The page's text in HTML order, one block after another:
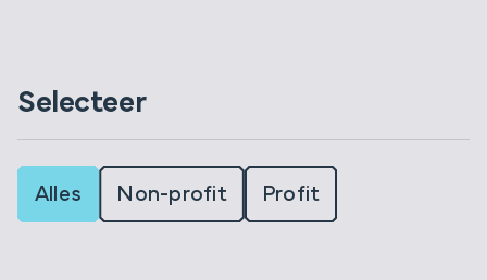
Selecteer
Alles Non-profit Profit